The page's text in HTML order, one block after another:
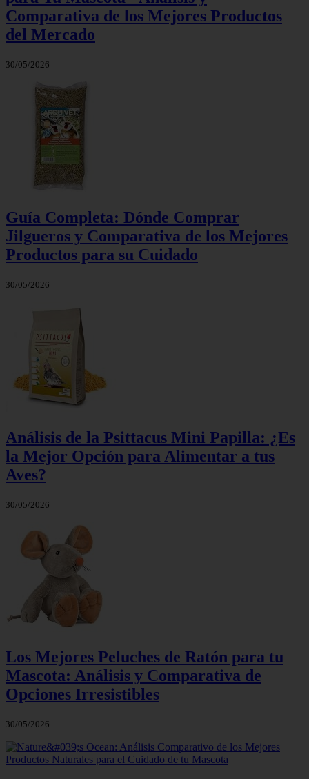
Comparativa de los Mejores Productos
del Mercado
30/05/2026
Guía Completa: Dónde Comprar
Jilgueros y Comparativa de los Mejores
Productos para su Cuidado
30/05/2026
Análisis de la Psittacus Mini Papilla: ¿Es
la Mejor Opción para Alimentar a tus
Aves?
30/05/2026
Los Mejores Peluches de Ratón para tu
Mascota: Análisis y Comparativa de
Opciones Irresistibles
30/05/2026